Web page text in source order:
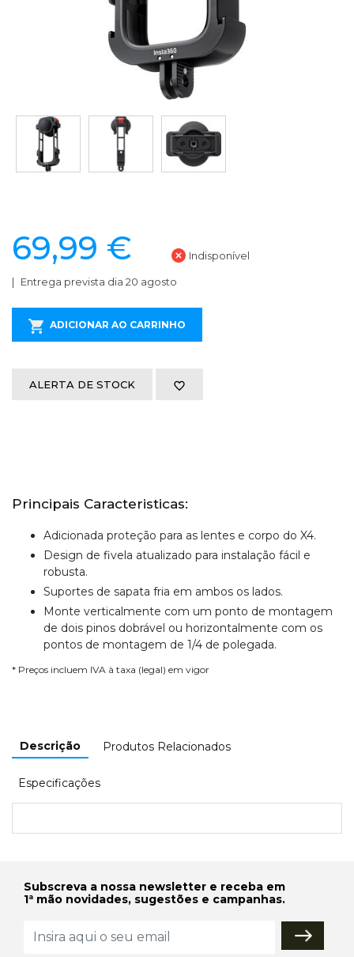
69,99 € Indisponível
Entrega prevista dia 20 agosto
ADICIONAR AO CARRINHO
ALERTA DE STOCK
Principais Caracteristicas:
Adicionada proteção para as lentes e corpo do X4.
Design de fivela atualizado para instalação fácil e
robusta.
Suportes de sapata fria em ambos os lados.
Monte verticalmente com um ponto de montagem
de dois pinos dobrável ou horizontalmente com os
pontos de montagem de 1/4 de polegada.
* Preços incluem IVA à taxa (legal) em vigor
Descrição Produtos Relacionados
Especificações
Subscreva a nossa newsletter e receba em
1ª mão novidades, sugestões e campanhas.